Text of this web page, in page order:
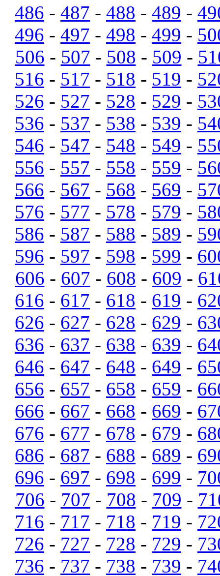
486 - 487 - 488 - 489 -
496 - 497 - 498 - 499 -
506 - 507 - 508 - 509 -
516 - 517 - 518 - 519 -
526 - 527 - 528 - 529 -
536 - 537 - 538 - 539 -
546 - 547 - 548 - 549 -
556 - 557 - 558 - 559 -
566 - 567 - 568 - 569 -
576 - 577 - 578 - 579 -
586 - 587 - 588 - 589 -
596 - 597 - 598 - 599 -
606 - 607 - 608 - 609 -
616 - 617 - 618 - 619 -
626 - 627 - 628 - 629 -
636 - 637 - 638 - 639 -
646 - 647 - 648 - 649 -
656 - 657 - 658 - 659 -
666 - 667 - 668 - 669 -
676 - 677 - 678 - 679 -
686 - 687 - 688 - 689 -
696 - 697 - 698 - 699 -
706 - 707 - 708 - 709 -
716 - 717 - 718 - 719 -
726 - 727 - 728 - 729 -
736 - 737 - 738 - 739 -